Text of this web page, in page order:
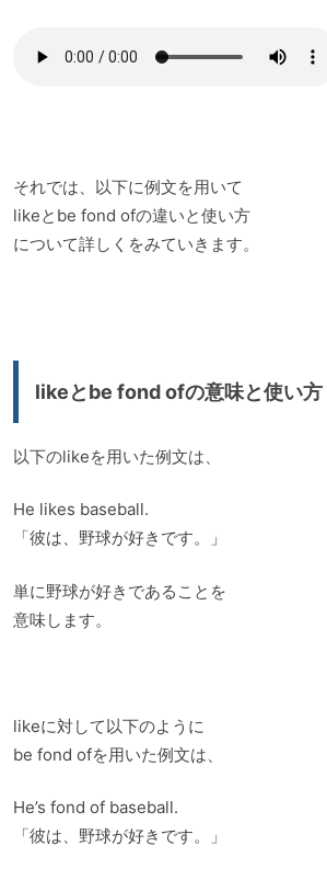
それでは、以下に例文を用いて
likeとbe fond ofの違いと使い方
について詳しくをみていきます。
likeとbe fond ofの意味と使い方
以下のlikeを用いた例文は、
He likes baseball.
「彼は、野球が好きです。」
単に野球が好きであることを
意味します。
likeに対して以下のように
be fond ofを用いた例文は、
He’s fond of baseball.
「彼は、野球が好きです。」